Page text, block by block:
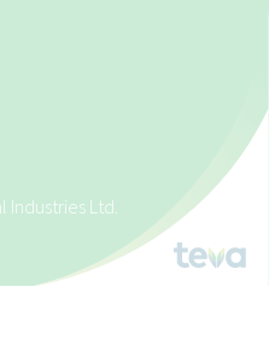
Industries Ltd.